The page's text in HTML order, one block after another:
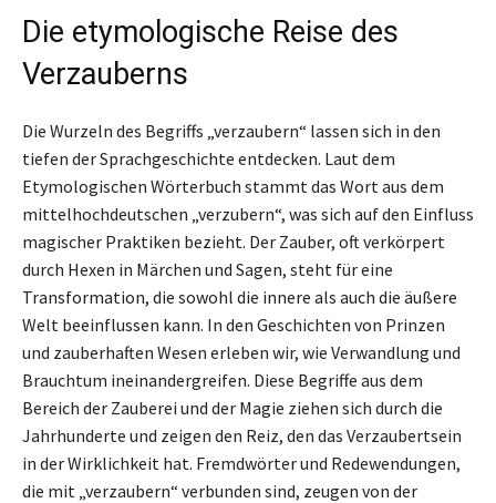
Die etymologische Reise des
Verzauberns
Die Wurzeln des Begriffs „verzaubern“ lassen sich in den
tiefen der Sprachgeschichte entdecken. Laut dem
Etymologischen Wörterbuch stammt das Wort aus dem
mittelhochdeutschen „verzubern“, was sich auf den Einfluss
magischer Praktiken bezieht. Der Zauber, oft verkörpert
durch Hexen in Märchen und Sagen, steht für eine
Transformation, die sowohl die innere als auch die äußere
Welt beeinflussen kann. In den Geschichten von Prinzen
und zauberhaften Wesen erleben wir, wie Verwandlung und
Brauchtum ineinandergreifen. Diese Begriffe aus dem
Bereich der Zauberei und der Magie ziehen sich durch die
Jahrhunderte und zeigen den Reiz, den das Verzaubertsein
in der Wirklichkeit hat. Fremdwörter und Redewendungen,
die mit „verzaubern“ verbunden sind, zeugen von der